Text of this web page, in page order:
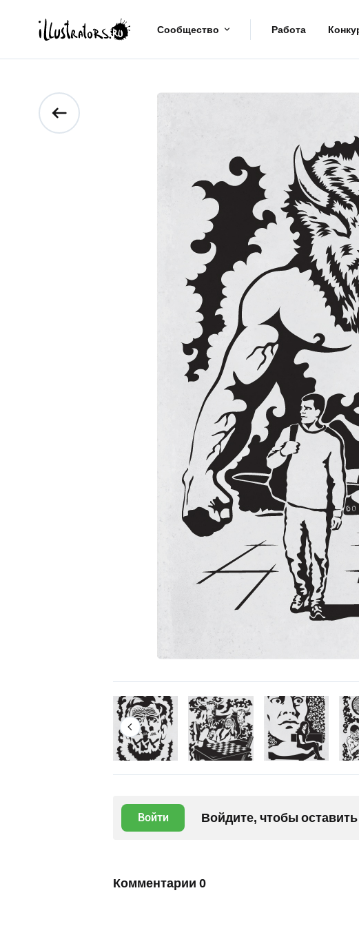
Сообщество Работа
Войти Войдите, чтобы
Комментарии 0